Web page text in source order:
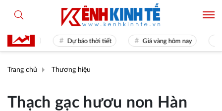
31 Dự báo thời tiết Giá vàng hôm nay
Trang chủ Thương hiệu
Thạch gạc hươu non Hàn